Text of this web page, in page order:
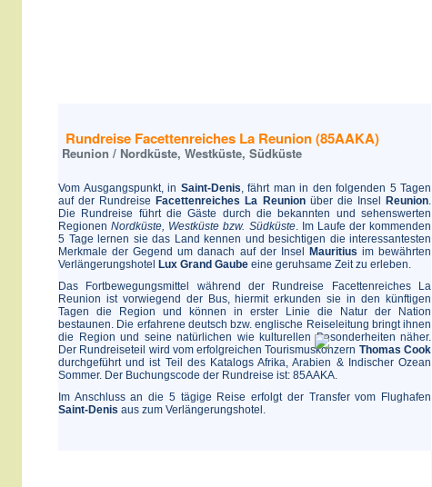
Rundreise Facettenreiches La Reunion (85AAKA)
Reunion / Nordküste, Westküste, Südküste
Vom Ausgangspunkt, in Saint-Denis, fährt man in den folgenden 5 Tagen
auf der Rundreise Facettenreiches La Reunionüber die Insel Reunion.
Die Rundreise führt die Gäste durch die bekannten und sehenswerten
RegionenNordküste, Westküste bzw. Südküste. Im Laufe der kommenden
5 Tage lernen sie das Land kennen und besichtigen die interessantesten
Merkmale der Gegend um danach auf der Insel
Mauritius im bewährten
Verlängerungshotel
Lux Grand Gaube eine geruhsame Zeit zu erleben.
Das Fortbewegungsmittel während der Rundreise Facettenreiches La
Reunion ist vorwiegend der Bus, hiermit erkunden sie in den künftigen
Tagen die Region und können in erster Linie die Natur der Nation
bestaunen. Die erfahrene deutsch bzw. englische Reiseleitung bringt ihnen
die Region und seine natürlichen wie kulturellen Besonderheiten näher.
Der Rundreiseteil wird vom erfolgreichen Tourismuskonzern Thomas Cook
durchgeführt und ist Teil des Katalogs Afrika, Arabien & Indischer Ozean
Sommer. Der Buchungscode der Rundreise ist: 85AAKA.
Im Anschluss an die 5 tägige Reise erfolgt der Transfer vom Flughafen
Saint-Denis aus zum Verlängerungshotel.